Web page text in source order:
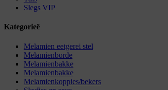
Slegs VIP
Kategorieë
Melamien eetgerei stel
Melamienborde
Melamienbakke
Melamienbakke
Melamienkoppies/bekers